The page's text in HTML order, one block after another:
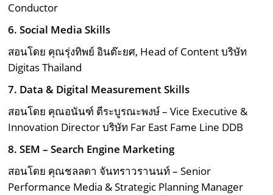
Conductor
6.Social Media Skills
สอนโดย คุณรุ่งทิพย์ อินต๊ะยศ, Head of Content บริษัท
Digitas Thailand
7. Data & Digital Measurement Skills
สอนโดย คุณอนันฑ์ ตีระบูรณะพงษ์ – Vice Executive &
Innovation Director บริษัท Far East Fame Line DDB
8.SEM – Search Engine Marketing
สอนโดย คุณชลลดา จันทราวรานนท์ – Senior
Performance Media & Strategic Planning Manager